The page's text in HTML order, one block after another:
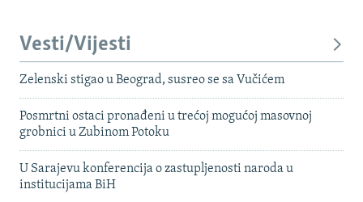
Vesti/Vijesti
Zelenski stigao u Beograd, susreo se sa Vučićem
Posmrtni ostaci pronađeni u trećoj mogućoj masovnoj
grobnici u Zubinom Potoku
U Sarajevu konferencija o zastupljenosti naroda u
institucijama BiH